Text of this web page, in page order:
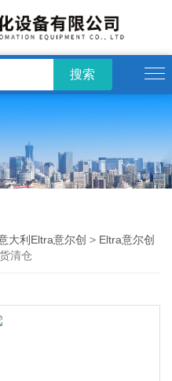
大利Eltra意尔创 > Eltra意尔创
清仓